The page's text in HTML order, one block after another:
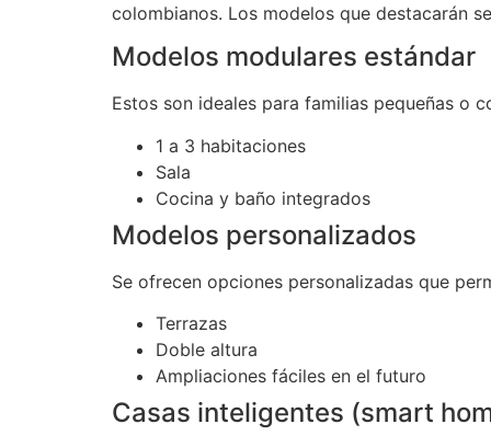
colombianos. Los modelos que destacarán
Modelos modulares estándar
Estos son ideales para familias pequeñas o
1 a 3 habitaciones
Sala
Cocina y baño integrados
Modelos personalizados
Se ofrecen opciones personalizadas que
Terrazas
Doble altura
Ampliaciones fáciles en el futuro
Casas inteligentes (smart